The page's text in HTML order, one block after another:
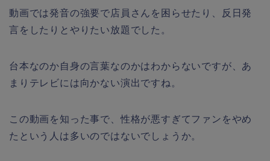
動画では発音の強要で店員さんを困らせたり、反日発
言をしたりとやりたい放題でした。
台本なのか自身の言葉なのかはわからないですが、あ
まりテレビには向かない演出ですね。
この動画を知った事で、性格が悪すぎてファンをやめ
たという人は多いのではないでしょうか。